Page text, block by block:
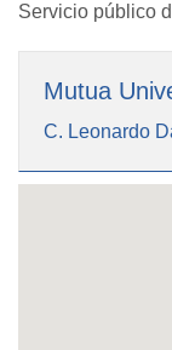
Servicio público
Mutua
C. Leonardo